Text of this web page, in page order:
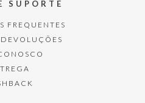
SUPORTE
FREQUENTES